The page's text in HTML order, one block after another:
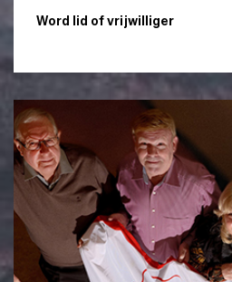
Word lid of vrijwilliger